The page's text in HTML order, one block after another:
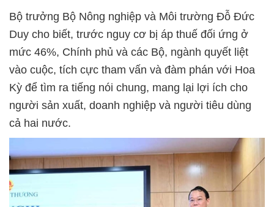
Bộ trưởng Bộ Nông nghiệp và Môi trường Đỗ Đức
Duy cho biết, trước nguy cơ bị áp thuế đối ứng ở
mức 46%, Chính phủ và các Bộ, ngành quyết liệt
vào cuộc, tích cực tham vấn và đàm phán với Hoa
Kỳ để tìm ra tiếng nói chung, mang lại lợi ích cho
người sản xuất, doanh nghiệp và người tiêu dùng
cả hai nước.